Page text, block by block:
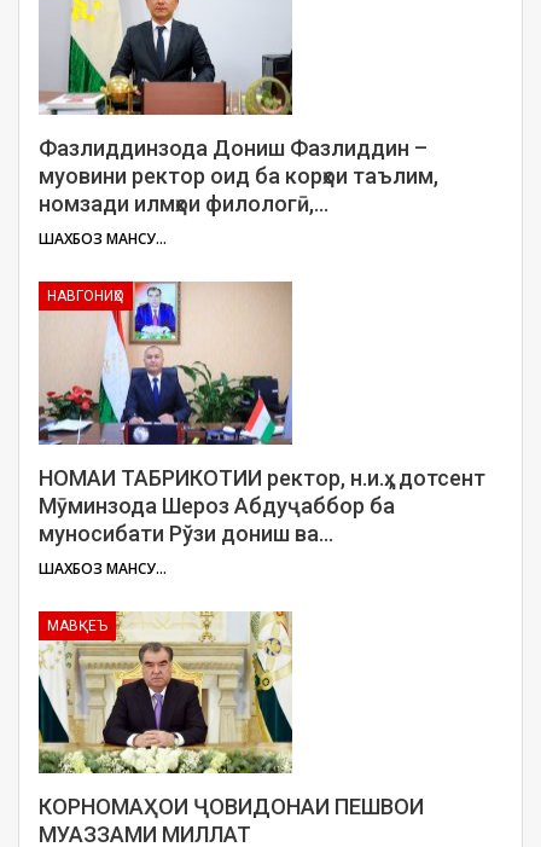
Фазлиддинзода Дониш Фазлиддин –
муовини ректор оид ба корҳои таълим,
номзади илмҳои филологӣ,…
ШАХБОЗ МАНСУРОВ
НАВГОНИҲО
НОМАИ ТАБРИКОТИИ ректор, н.и.ҳ., дотсент
Мӯминзода Шероз Абдуҷаббор ба
муносибати Рўзи дониш ва…
ШАХБОЗ МАНСУРОВ
МАВҚЕЪ
КОРНОМАҲОИ ҶОВИДОНАИ ПЕШВОИ
МУАЗЗАМИ МИЛЛАТ